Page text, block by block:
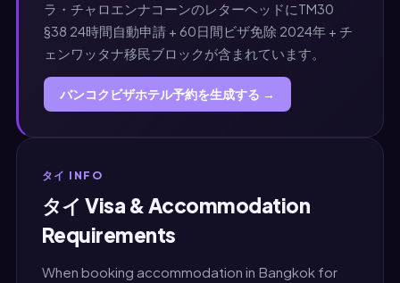
ラ・チャロエンナコーンのレターヘッドにTM30
§38 24時間自動申請 + 60日間ビザ免除 2024年 + チ
ェンワッタナ移民ブロックが含まれています。
バンコクビザホテル予約を生成する →
タイ INFO
タイ Visa & Accommodation
Requirements
When booking accommodation in Bangkok for